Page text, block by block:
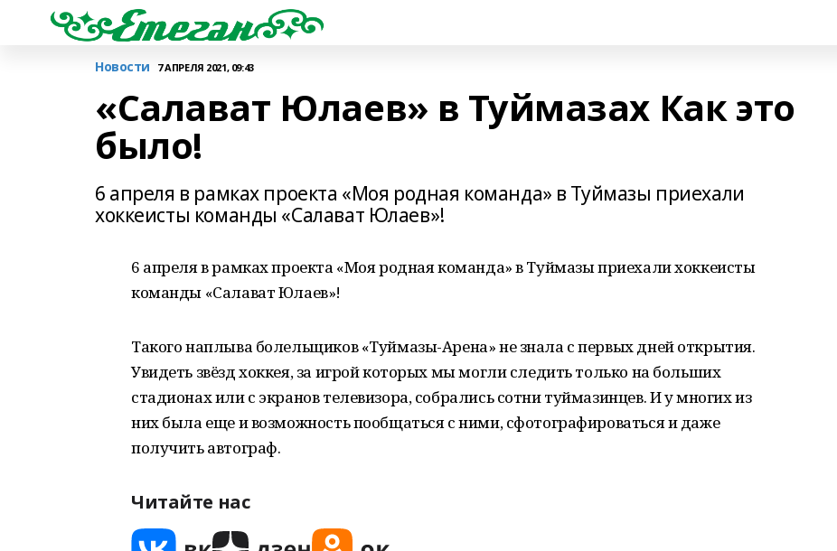
Новости 7 АПРЕЛЯ 2021, 09:43
«Салават Юлаев» в Туймазах Как это
было!
6 апреля в рамках проекта «Моя родная команда» в Туймазы приехали
хоккеисты команды «Салават Юлаев»!
6 апреля в рамках проекта «Моя родная команда» в Туймазы приехали хоккеисты
команды «Салават Юлаев»!
Такого наплыва болельщиков «Туймазы-Арена» не знала с первых дней открытия.
Увидеть звёзд хоккея, за игрой которых мы могли следить только на больших
стадионах или с экранов телевизора, собрались сотни туймазинцев. И у многих из
них была еще и возможность пообщаться с ними, сфотографироваться и даже
получить автограф.
Читайте нас